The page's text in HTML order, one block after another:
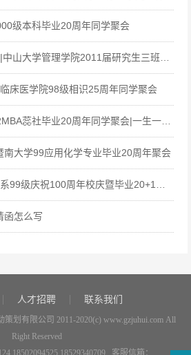
级本科毕业20周年同学聚会
管理学院2011届研究生三班毕业12周年同学聚会
床医学院98级相识25周年同学聚会
20周年同学聚会|一生一世，中大百年回眸，岭南廿载聚首
南大学99应用化学专业毕业20周年聚会
级庆祝100周年校庆暨毕业20+1周年聚会
函怎么写
人才招聘 联系我们
划有限公司 2011-2020(c) www.gzjuhui.com All
Right Reserved
18502094525 18529340709 客服信箱：